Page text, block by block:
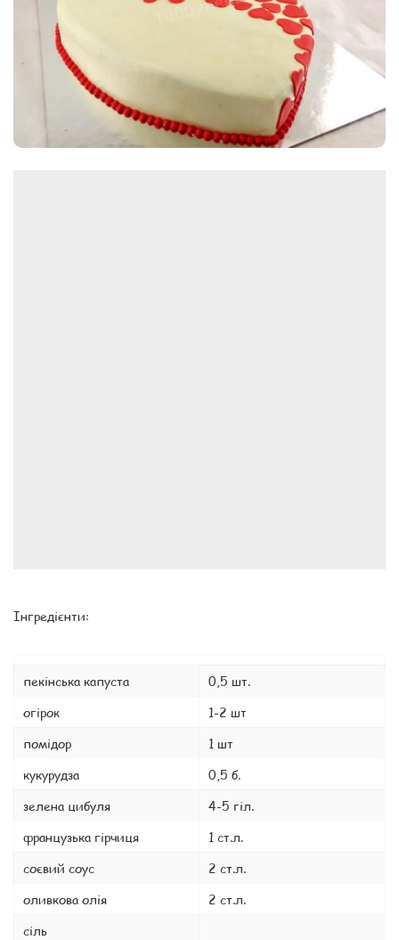
Інгредієнти:
пекінська капуста
0,5 шт.
огірок
1-2 шт
помідор
1 шт
кукурудза
0,5 б.
зелена цибуля
4-5 гіл.
французька гірчиця
1 ст.л.
соєвий соус
2 ст.л.
оливкова олія
2 ст.л.
сіль